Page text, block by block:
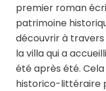
premier roman
patrimoine
découvrir à
la villa qui a
été après été.
historico-littéraire